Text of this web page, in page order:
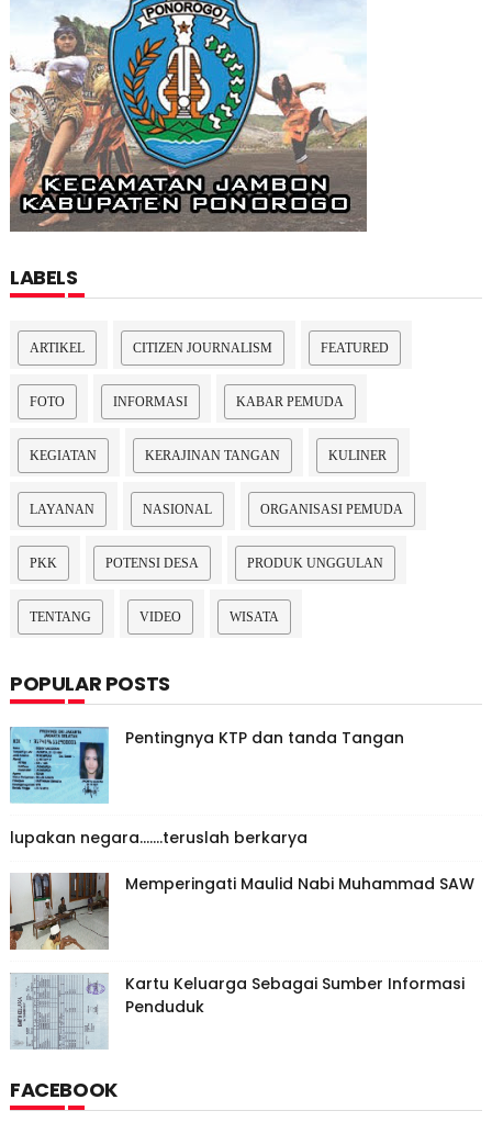
LABELS
ARTIKEL CITIZEN JOURNALISM FEATURED
FOTO INFORMASI KABAR PEMUDA
KEGIATAN KERAJINAN TANGAN KULINER
LAYANAN NASIONAL ORGANISASI PEMUDA
PKK POTENSI DESA PRODUK UNGGULAN
TENTANG VIDEO WISATA
POPULAR POSTS
Pentingnya KTP dan tanda Tangan
lupakan negara.......teruslah berkarya
Memperingati Maulid Nabi Muhammad SAW
Kartu Keluarga Sebagai Sumber Informasi
Penduduk
FACEBOOK